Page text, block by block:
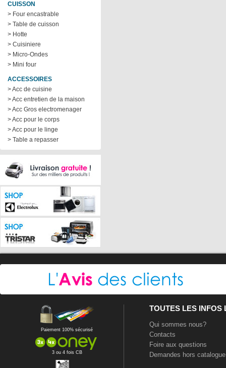
CUISSON
> Four encastrable
> Table de cuisson
> Hotte
> Cuisiniere
> Micro-Ondes
> Mini four
ACCESSOIRES
> Acc de cuisine
> Acc entretien de la maison
> Acc Gros electromenager
> Acc pour le corps
> Acc pour le linge
> Table a repasser
Paiement 100% sécurisé
3 ou 4 fois CB
TOUTES LES INFOS
Qui sommes nous?
Contacts
Foire aux questions
Demandes hors catalogue